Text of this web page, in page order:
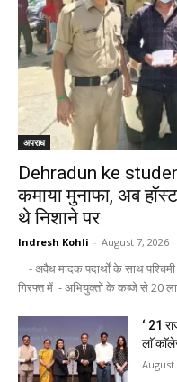
अपराध
Dehradun ke
कमाया मुनाफा, अब
थे निशाने पर
Indresh Kohli - August 7, 2026
- अवैध मादक पदार्थों के साथ
गिरफ्त में - अभियुक्तों के कब्जे से 20
‘ 21
लाॅ
August